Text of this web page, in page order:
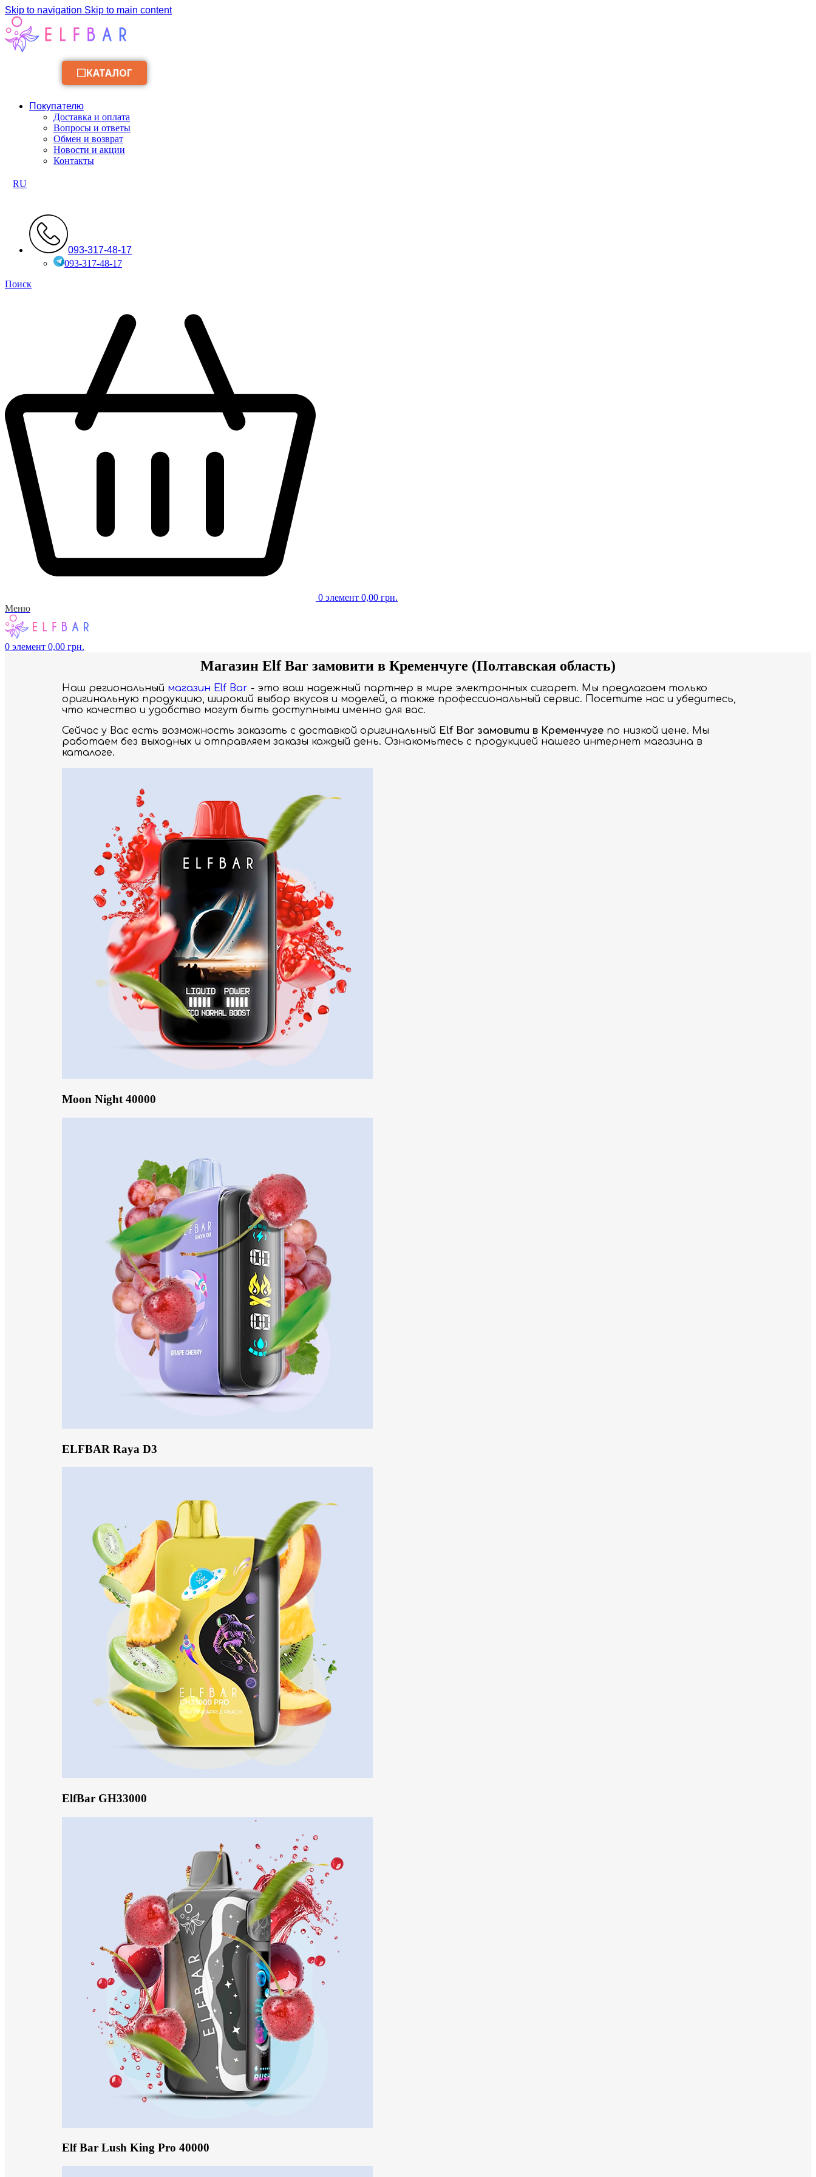
Skip to navigation Skip to main content
КАТАЛОГ
Покупателю
Доставка и оплата
Вопросы и ответы
Обмен и возврат
Новости и акции
Контакты
RU
093-317-48-17
093-317-48-17
Поиск
0 элемент 0,00 грн.
Меню
0 элемент 0,00 грн.
Магазин Elf Bar замовити в Кременчуге (Полтавская область)
Наш региональный магазин Elf Bar - это ваш надежный партнер в мире электронных сигарет. Мы предлагаем только
оригинальную продукцию, широкий выбор вкусов и моделей, а также профессиональный сервис. Посетите нас и убедитесь,
что качество и удобство могут быть доступными именно для вас.
Сейчас у Вас есть возможность заказать с доставкой оригинальный Elf Bar замовити в Кременчуге по низкой цене. Мы
работаем без выходных и отправляем заказы каждый день. Ознакомьтесь с продукцией нашего интернет магазина в
каталоге.
Moon Night 40000
ELFBAR Raya D3
ElfBar GH33000
Elf Bar Lush King Pro 40000